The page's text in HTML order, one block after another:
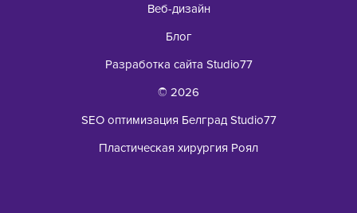
Веб-дизайн
Блог
Разработка сайта Studio77
© 2026
SEO оптимизация Белград Studio77
Пластическая хирургия Роял